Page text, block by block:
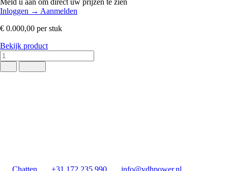
Inloggen → Aanmelden
€ 0.000,00 per stuk
Bekijk product